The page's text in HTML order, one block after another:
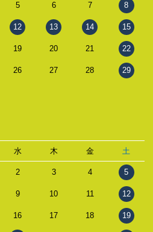
5 6 7 8
12 13 14 15
19 20 21 22
26 27 28 29
水 木 金 土
2 3 4 5
9 10 11 12
16 17 18 19